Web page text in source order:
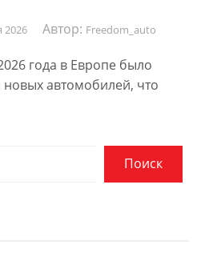
2026 Автор: Freedom_auto
года в Европе было
автомобилей, что
Поиск